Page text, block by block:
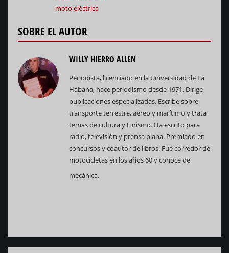
moto eléctrica
SOBRE EL AUTOR
WILLY HIERRO ALLEN
Periodista, licenciado en la Universidad de La
Habana, hace periodismo desde 1971. Dirige
publicaciones especializadas. Escribe sobre
transporte terrestre, aéreo y marítimo y trata
temas de cultura y turismo. Ha escrito para
radio, televisión y prensa plana. Premiado en
concursos y coautor de libros. Fue corredor de
motocicletas en los años 60 y conoce de
mecánica.